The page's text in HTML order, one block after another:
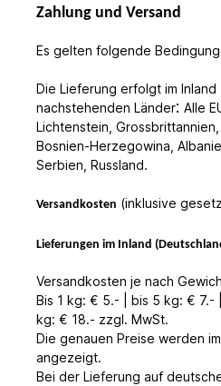
Zahlung und Versand
Es gelten folgende
Die Lieferung erfolgt im Inland
nachstehenden Länder: Alle
Lichtenstein,
Bosnien-Herzegowina,
Serbien, Russland.
Versandkosten (inklusive
Lieferungen im Inland
Versandkosten je nach
Bis 1 kg: € 5.- | bis 5 kg: € 7.-
kg: € 18.- zzgl. MwSt.
Die genauen Preise werden
angezeigt.
Bei der Lieferung auf